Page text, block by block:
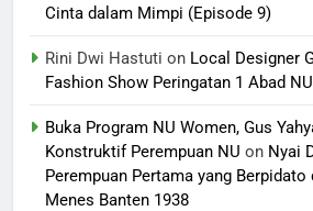
Cinta dalam Mimpi (Episode 9)
Rini Dwi Hastuti on Local Designer
Fashion Show Peringatan 1 Abad NU
Buka Program NU Women, Gus
Konstruktif Perempuan NU on Nyai
Perempuan Pertama yang
Menes Banten 1938